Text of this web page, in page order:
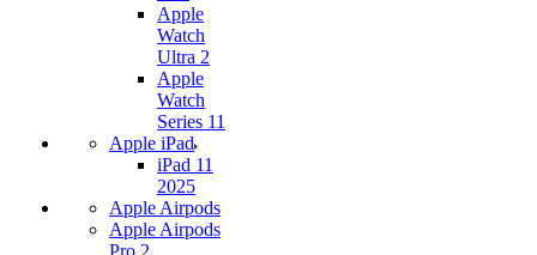
Apple
Watch
Ultra 2
Apple
Watch
Series 11
Apple iPad
iPad 11
2025
Apple Airpods
Apple Airpods
Pro 2